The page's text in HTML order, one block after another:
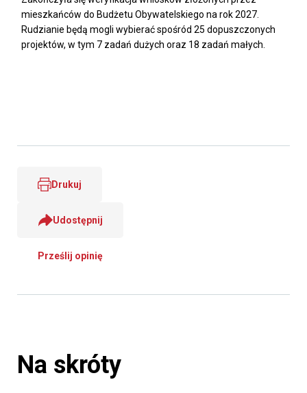
mieszkańców do Budżetu Obywatelskiego na rok 2027.
Rudzianie będą mogli wybierać spośród 25 dopuszczonych
projektów, w tym 7 zadań dużych oraz 18 zadań małych.
Drukuj
Udostępnij
Prześlij opinię
Na skróty